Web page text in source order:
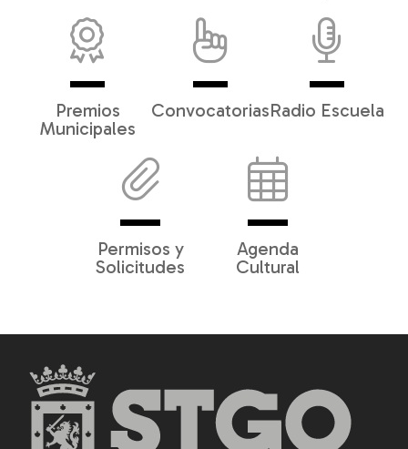
Premios
Municipales
ConvocatoriasRadio Escuela
Permisos y
Solicitudes
Agenda
Cultural